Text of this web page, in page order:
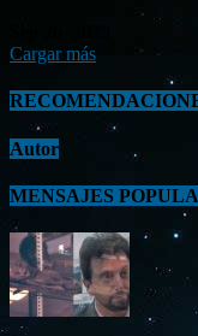
Cargar más
Autor
MENSAJES